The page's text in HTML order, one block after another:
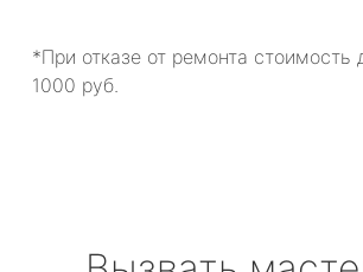
*При отказе от ремонта стоимость
1000 руб.